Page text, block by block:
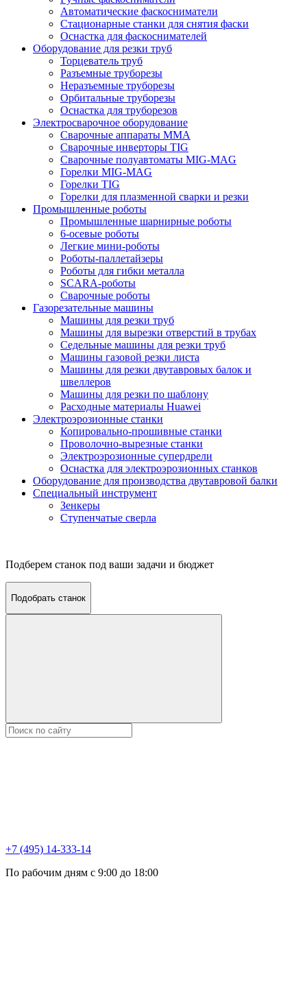
Автоматические фаскосниматели
Стационарные станки для снятия фаски
Оснастка для фаскоснимателей
Оборудование для резки труб
Торцеватель труб
Разъемные труборезы
Неразъемные труборезы
Орбитальные труборезы
Оснастка для труборезов
Электросварочное оборудование
Сварочные аппараты MMA
Сварочные инверторы TIG
Сварочные полуавтоматы MIG-MAG
Горелки MIG-MAG
Горелки TIG
Горелки для плазменной сварки и резки
Промышленные роботы
Промышленные шарнирные роботы
6-осевые роботы
Легкие мини-роботы
Роботы-паллетайзеры
Роботы для гибки металла
SCARA-роботы
Сварочные роботы
Газорезательные машины
Машины для резки труб
Машины для вырезки отверстий в трубах
Седельные машины для резки труб
Машины газовой резки листа
Машины для резки двутавровых балок и
швеллеров
Машины для резки по шаблону
Расходные материалы Huawei
Электроэрозионные станки
Копировально-прошивные станки
Проволочно-вырезные станки
Электроэрозионные супердрели
Оснастка для электроэрозионных станков
Оборудование для производства двутавровой балки
Специальный инструмент
Зенкеры
Ступенчатые сверла
Подберем станок под ваши задачи и бюджет
Подобрать станок
+7 (495) 14-333-14
По рабочим дням с 9:00 до 18:00